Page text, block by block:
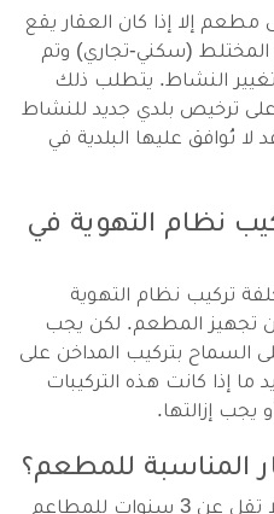
إلا إذا كان العقار يقع
(سكني-تجاري) وتم
النشاط. يتطلب ذلك
ترخيص بلدي جديد للنشاط
لا تُوافق عليها البلدية في
نظام التهوية في
تركيب نظام التهوية
تجهيز المطعم. لكن يجب
السماح بتركيب المداخن على
إذا كانت هذه التركيبات
يجب إزالتها.
المناسبة للمطعم؟
يُنصح بتوقيع عقد إيجار لمدة لا تقل عن 3 سنوات للمطاعم